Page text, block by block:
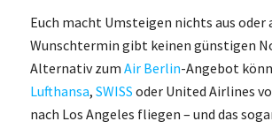
Euch macht Umsteigen nichts aus oder
Wunschtermin gibt keinen günstigen
Alternativ zum Air Berlin-Angebot
Lufthansa, SWISS oder United Airlines
nach Los Angeles fliegen – und das